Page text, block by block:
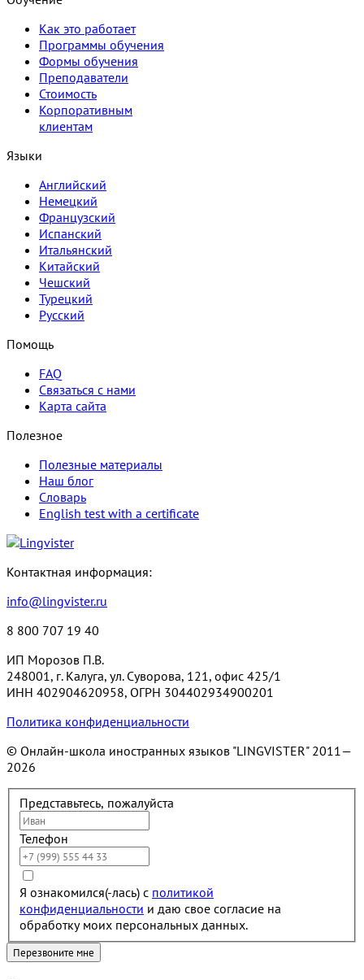
Как это работает
Программы обучения
Формы обучения
Преподаватели
Стоимость
Корпоративным
клиентам
Языки
Английский
Немецкий
Французский
Испанский
Итальянский
Китайский
Чешский
Турецкий
Русский
Помощь
FAQ
Связаться с нами
Карта сайта
Полезное
Полезные материалы
Наш блог
Словарь
English test with a certificate
Контактная информация:
info@lingvister.ru
8 800 707 19 40
ИП Морозов П.В.
248001, г. Калуга, ул. Суворова, 121, офис 425/1
ИНН 402904620958, ОГРН 304402934900201
Политика конфиденциальности
© Онлайн-школа иностранных языков "LINGVISTER" 2011—
2026
Представьтесь, пожалуйста
Телефон
Я ознакомился(-лась) с политикой
конфиденциальности и даю свое согласие на
обработку моих персональных данных.